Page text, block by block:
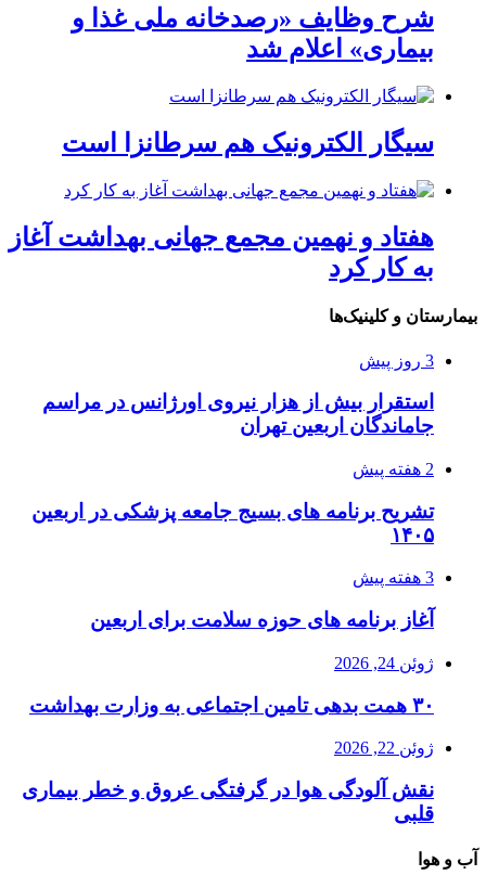
شرح وظایف «رصدخانه ملی غذا و
بیماری» اعلام شد
سیگار الکترونیک هم سرطانزا است
هفتاد و نهمین مجمع جهانی بهداشت آغاز
به کار کرد
بیمارستان و کلینیک‌ها
3 روز پیش
استقرار بیش از هزار نیروی اورژانس در مراسم
جاماندگان اربعین تهران
2 هفته پیش
تشریح برنامه های بسیج جامعه پزشکی در اربعین
۱۴۰۵
3 هفته پیش
آغاز برنامه های حوزه سلامت برای اربعین
ژوئن 24, 2026
۳۰ همت بدهی تامین اجتماعی به وزارت بهداشت
ژوئن 22, 2026
نقش آلودگی هوا در گرفتگی عروق و خطر بیماری
قلبی
آب و هوا